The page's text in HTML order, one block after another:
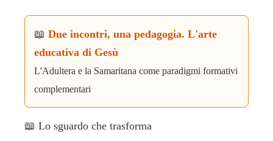
📖 Due incontri, una pedagogia. L'arte
educativa di Gesù
L'Adultera e la Samaritana come paradigmi formativi
complementari
📖 Lo sguardo che trasforma